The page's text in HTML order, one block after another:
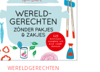
WERELDGERECHTEN